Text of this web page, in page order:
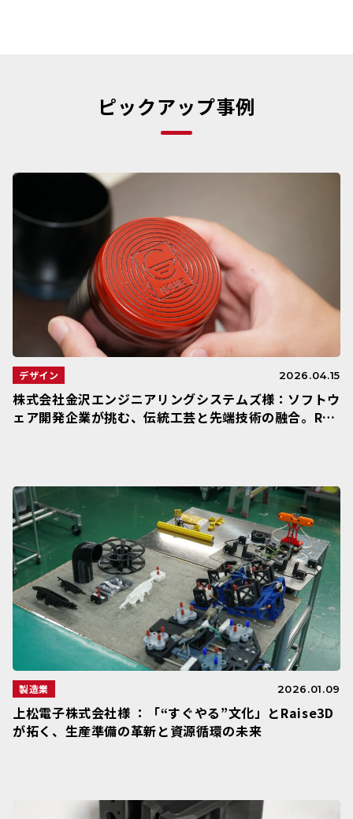
ピックアップ事例
デザイン 2026.04.15
株式会社金沢エンジニアリングシステムズ様：ソフトウ
ェア開発企業が挑む、伝統工芸と先端技術の融合。Rai
製造業 2026.01.09
上松電子株式会社様 ：「“すぐやる”文化」とRaise3D
が拓く、生産準備の革新と資源循環の未来